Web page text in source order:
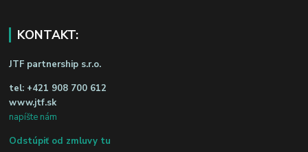
KONTAKT:
JTF partnership s.r.o.
tel: +421 908 700 612
www.jtf.sk
napíšte nám
Odstúpiť od zmluvy tu